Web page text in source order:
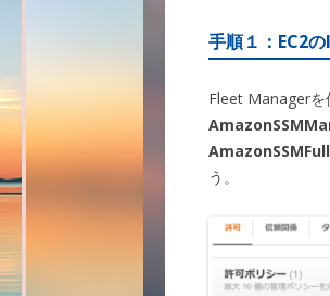
手順１：EC2
Fleet Managerを
う。